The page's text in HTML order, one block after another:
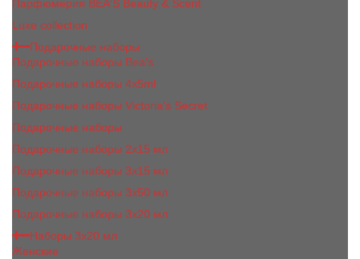
Парфюмерия BEA'S Beauty & Scent
Luxe collection
Подарочные наборы
Подарочные наборы Bea's
Подарочные наборы 4х5ml
Подарочные наборы Victoria's Secret
Подарочные наборы
Подарочные наборы 2x15 мл
Подарочные наборы 3х15 мл
Подарочные наборы 3x50 мл
Подарочные наборы 3x20 мл
Наборы 3х20 мл
Женские